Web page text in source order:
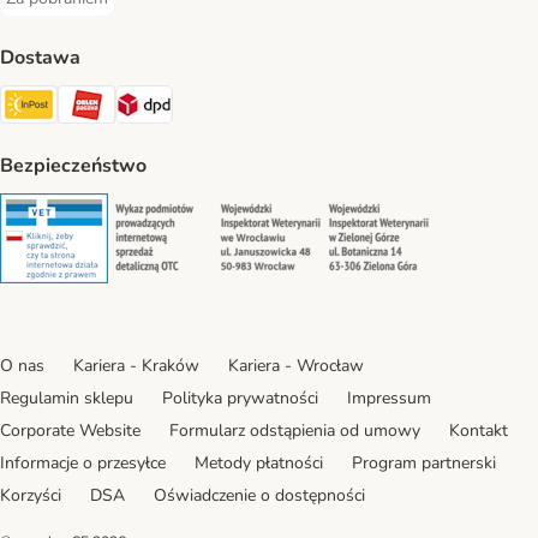
Za pobraniem Payment Method
Dostawa
Paczkomat® Shipping Method
ORLEN Paczka Shipping Method
DPD Shipping Method
Bezpieczeństwo
Security Security Security
O nas Kariera - Kraków
Kariera - Wrocław
Regulamin sklepu
Polityka prywatności
Impressum
Corporate Website
Formularz odstąpienia od umowy
Kontakt
Informacje o przesyłce
Metody płatności
Program partnerski
Korzyści
DSA Oświadczenie o dostępności